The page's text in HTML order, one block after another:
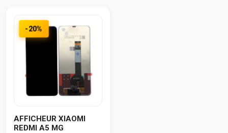
-20%
AFFICHEUR XIAOMI
REDMI A5 MG